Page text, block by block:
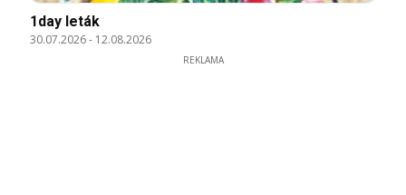
1day leták
30.07.2026- 12.08.2026
REKLAMA